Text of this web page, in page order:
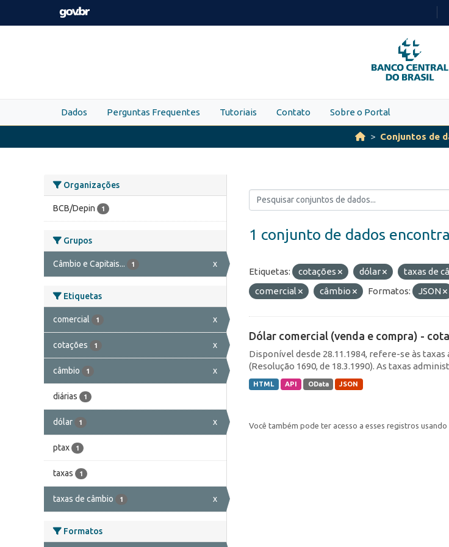
Skip to main content
PARA
O
CONTEÚDO
Dados Perguntas Frequentes Tutoriais Contato Sobre o Portal
Conjuntos de
Organizações
BCB/Depin 1
Grupos
Câmbio e Capitais... 1 x
Etiquetas
comercial 1 x
cotações 1 x
câmbio 1 x
diárias 1
dólar 1 x
ptax 1
taxas 1
taxas de câmbio 1 x
Formatos
1 conjunto de dados
Etiquetas: cotações dólar
taxas de
comercial
câmbio Formatos: JSON
Dólar comercial (venda e compra) -
Disponível desde 28.11.1984, refere-se às
(Resolução 1690, de 18.3.1990). As taxas
HTML API OData JSON
Você também pode ter acesso a esses registros usando